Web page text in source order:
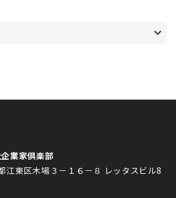
業家倶楽部
東区木場３－１６－８ レッタスビル8